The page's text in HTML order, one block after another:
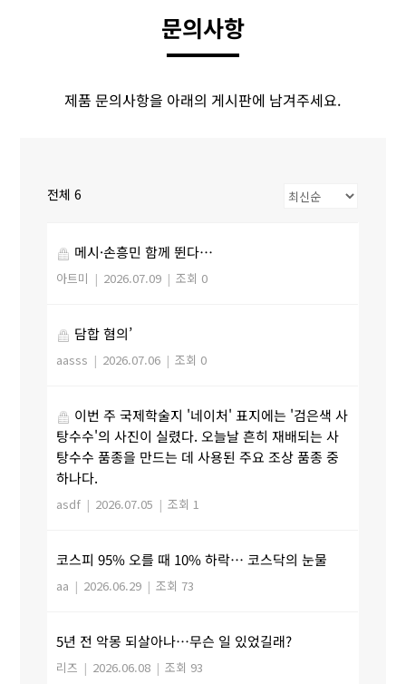
문의사항
제품 문의사항을 아래의 게시판에 남겨주세요.
전체 6
메시·손흥민 함께 뛴다…
아트미 | 2026.07.09 | 조회 0
담합 혐의’
aasss | 2026.07.06 | 조회 0
이번 주 국제학술지 '네이처' 표지에는 '검은색 사
탕수수'의 사진이 실렸다. 오늘날 흔히 재배되는 사
탕수수 품종을 만드는 데 사용된 주요 조상 품종 중
하나다.
asdf | 2026.07.05 | 조회 1
코스피 95% 오를 때 10% 하락… 코스닥의 눈물
aa | 2026.06.29 | 조회 73
5년 전 악몽 되살아나…무슨 일 있었길래?
리즈 | 2026.06.08 | 조회 93